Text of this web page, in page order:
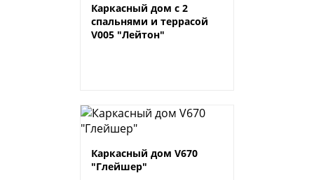
Каркасный дом с 2
спальнями и террасой
V005 "Лейтон"
Каркасный дом V670
"Глейшер"